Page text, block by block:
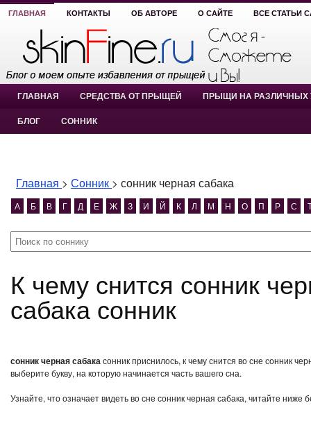
ГЛАВНАЯ КОНТАКТЫ ОБ АВТОРЕ О САЙТЕ ВСЕ СТАТЬИ
ГЛАВНАЯ СРЕДСТВА ОТ ПРЫЩЕЙ ПРЫЩИ НА РАЗЛИЧНЫХ
БЛОГ СОННИК
Главная > Сонник > сонник черная сабака
А Б В Г Д Е Ж З И Й К Л М Н О П Р С
К чему снится сонник черная сабака? сонник черная
сабака сонник
сонник черная сабакасонник приснилось, к чему снится во сне сонник
выберите букву, на которую начинается часть вашего сна.
Узнайте, что означает видеть во сне сонник черная сабака, читайте ниже